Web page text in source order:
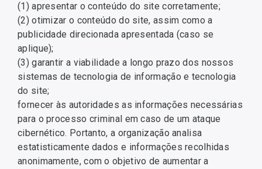
(1) apresentar o conteúdo do site corretamente;
(2) otimizar o conteúdo do site, assim como a
publicidade direcionada apresentada (caso se
aplique);
(3) garantir a viabilidade a longo prazo dos nossos
sistemas de tecnologia de informação e tecnologia
do site;
fornecer às autoridades as informações necessárias
para o processo criminal em caso de um ataque
cibernético. Portanto, a organização analisa
estatisticamente dados e informações recolhidas
anonimamente, com o objetivo de aumentar a